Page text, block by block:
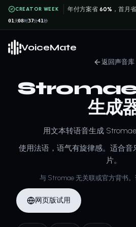
CREATOR WEEK 年付方案省60% ，首月省
01天08时37分41 秒
VoiceMate
返回声音库
Stromae
生成
用文本转语音生成 Stromae
使用法语，语气有旋律感。适合音
片。
与 Stromae 无关联或官方背书。
网页版试用